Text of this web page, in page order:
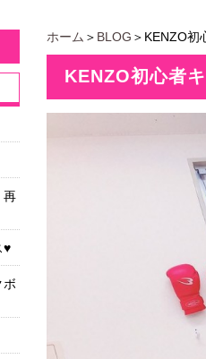
ホーム ＞ BLOG ＞KENZO初
KENZO初心者
♥
ボ